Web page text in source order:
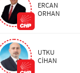
ERCAN
ORHAN
UTKU
CİHAN